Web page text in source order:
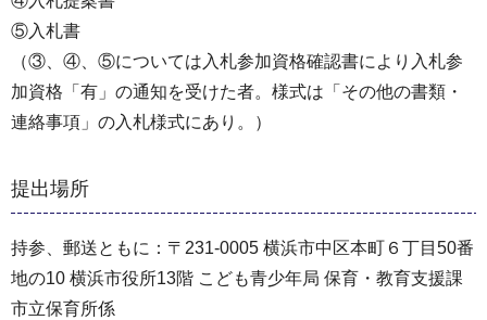
⑤入札書
（③、④、⑤については入札参加資格確認書により入札参
加資格「有」の通知を受けた者。様式は「その他の書類・
連絡事項」の入札様式にあり。）
提出場所
持参、郵送ともに：〒231-0005 横浜市中区本町６丁目50番
地の10 横浜市役所13階 こども青少年局 保育・教育支援課
市立保育所係